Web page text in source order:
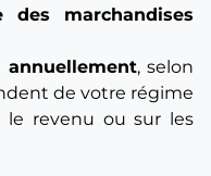
des marchandises
, selon
de votre régime
revenu ou sur les